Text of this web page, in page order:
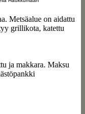
Metsäalue on aidattu
grillikota, katettu
ja makkara. Maksu